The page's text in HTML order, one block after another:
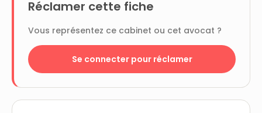
Réclamer cette fiche
Vous représentez ce cabinet ou cet avocat ?
Se connecter pour réclamer